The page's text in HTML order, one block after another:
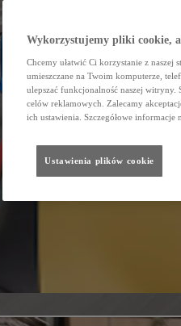
Wykorzystujemy pliki cookie,
Chcemy ułatwić Ci korzystanie z
umieszczane na Twoim komputerze,
ulepszać funkcjonalność naszej witryny.
celów reklamowych. Zalecamy
ich ustawienia. Szczegółowe informacje
Ustawienia plików cookie